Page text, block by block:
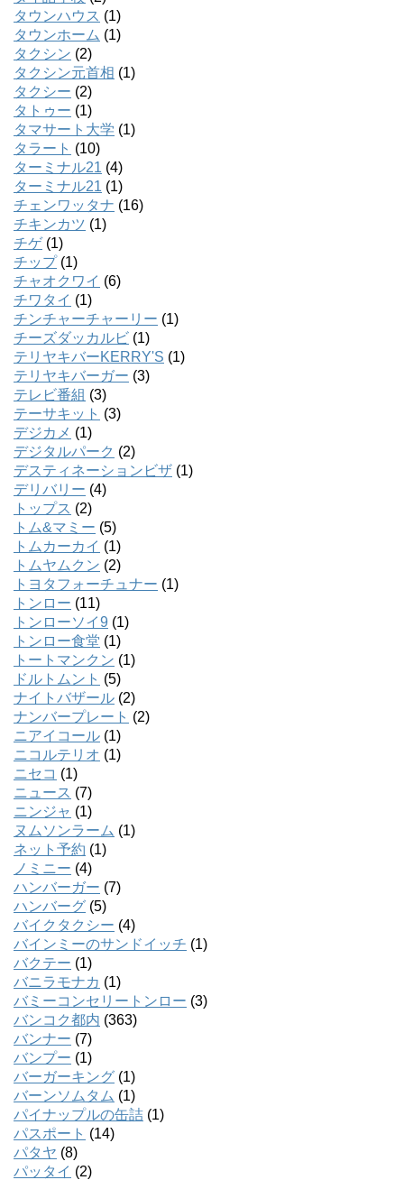
タウンハウス (1)
タウンホーム (1)
タクシン (2)
タクシン元首相 (1)
タクシー (2)
タトゥー (1)
タマサート大学 (1)
タラート (10)
ターミナル21 (4)
ターミナル21 (1)
チェンワッタナ (16)
チキンカツ (1)
チゲ(1)
チップ(1)
チャオクワイ (6)
チワタイ (1)
チンチャーチャーリー (1)
チーズダッカルビ (1)
テリヤキバーKERRY'S (1)
テリヤキバーガー (3)
テレビ番組 (3)
テーサキット (3)
デジカメ (1)
デジタルパーク (2)
デスティネーションビザ (1)
デリバリー (4)
トップス (2)
トム&マミー (5)
トムカーカイ (1)
トムヤムクン (2)
トヨタフォーチュナー (1)
トンロー (11)
トンローソイ9 (1)
トンロー食堂 (1)
トートマンクン (1)
ドルトムント (5)
ナイトバザール (2)
ナンバープレート (2)
ニアイコール (1)
ニコルテリオ (1)
ニセコ (1)
ニュース (7)
ニンジャ (1)
ヌムソンラーム (1)
ネット予約 (1)
ノミニー (4)
ハンバーガー (7)
ハンバーグ (5)
バイクタクシー (4)
バインミーのサンドイッチ (1)
バクテー (1)
バニラモナカ (1)
バミーコンセリートンロー (3)
バンコク都内 (363)
バンナー (7)
バンプー (1)
バーガーキング (1)
バーンソムタム (1)
パイナップルの缶詰 (1)
パスポート (14)
パタヤ (8)
パッタイ (2)